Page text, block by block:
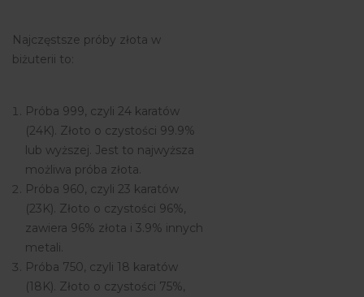
Najczęstsze próby złota w
biżuterii to:
Próba 999, czyli 24 karatów
(24K). Złoto o czystości 99.9%
lub wyższej. Jest to najwyższa
możliwa próba złota.
Próba 960, czyli 23 karatów
(23K). Złoto o czystości 96%,
zawiera 96% złota i 3.9% innych
metali.
Próba 750, czyli 18 karatów
(18K). Złoto o czystości 75%,